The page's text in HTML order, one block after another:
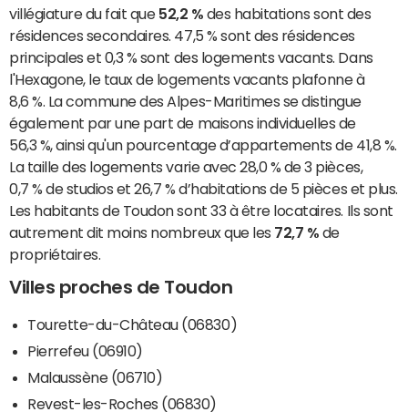
villégiature du fait que 52,2 % des habitations sont des
résidences secondaires. 47,5 % sont des résidences
principales et 0,3 % sont des logements vacants. Dans
l'Hexagone, le taux de logements vacants plafonne à
8,6 %. La commune des Alpes-Maritimes se distingue
également par une part de maisons individuelles de
56,3 %, ainsi qu'un pourcentage d’appartements de 41,8 %.
La taille des logements varie avec 28,0 % de 3 pièces,
0,7 % de studios et 26,7 % d’habitations de 5 pièces et plus.
Les habitants de Toudon sont 33 à être locataires. Ils sont
autrement dit moins nombreux que les 72,7 % de
propriétaires.
Villes proches de Toudon
Tourette-du-Château (06830)
Pierrefeu (06910)
Malaussène (06710)
Revest-les-Roches (06830)